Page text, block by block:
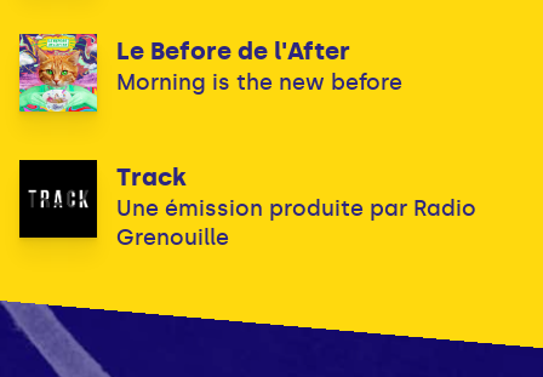
Le Before de l'After
Morning is the new before
Track
Une émission produite par Radio
Grenouille